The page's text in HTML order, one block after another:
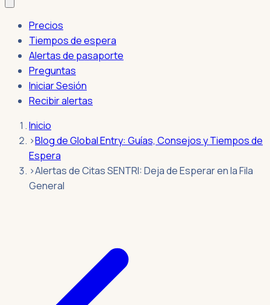
Precios
Tiempos de espera
Alertas de pasaporte
Preguntas
Iniciar Sesión
Recibir alertas
Inicio
›Blog de Global Entry: Guías, Consejos y Tiempos de
Espera
›Alertas de Citas SENTRI: Deja de Esperar en la Fila
General